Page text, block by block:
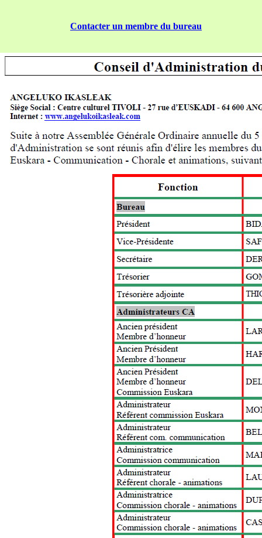
Contacter un membre du bureau